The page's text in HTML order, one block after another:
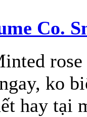
Co.
ko
hay tại